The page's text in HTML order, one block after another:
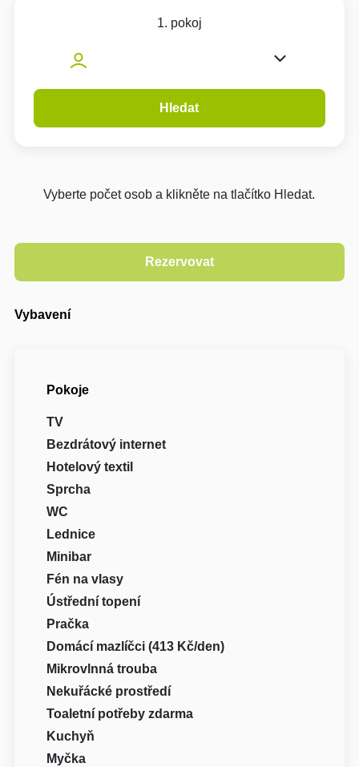
1. pokoj
Hledat
Vyberte počet osob a klikněte na tlačítko Hledat.
Vybavení
Pokoje
TV
Bezdrátový internet
Hotelový textil
Sprcha
WC
Lednice
Minibar
Fén na vlasy
Ústřední topení
Pračka
Domácí mazlíčci (413 Kč/den)
Mikrovlnná trouba
Nekuřácké prostředí
Toaletní potřeby zdarma
Kuchyň
Myčka